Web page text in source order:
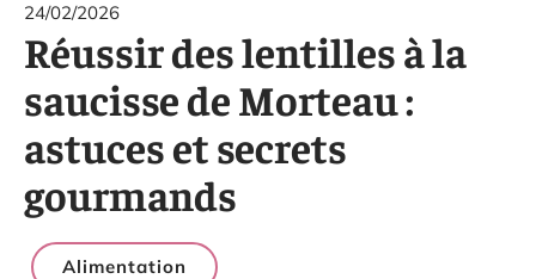
24/02/2026
Réussir des lentilles à la
saucisse de Morteau :
astuces et secrets
gourmands
Alimentation